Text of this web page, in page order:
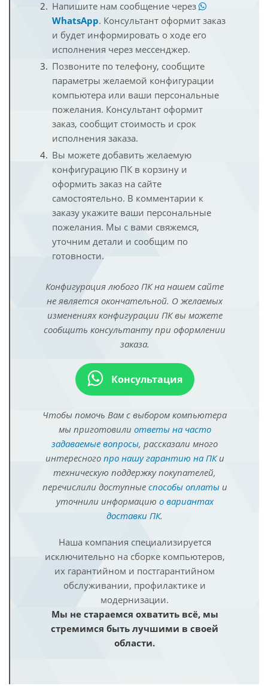
Напишите нам сообщение через
WhatsApp. Консультант оформит заказ
и будет информировать о ходе его
исполнения через мессенджер.
Позвоните по телефону, сообщите
параметры желаемой конфигурации
компьютера или ваши персональные
пожелания. Консультант оформит
заказ, сообщит стоимость и срок
исполнения заказа.
Вы можете добавить желаемую
конфигурацию ПК в корзину и
оформить заказ на сайте
самостоятельно. В комментарии к
заказу укажите ваши персональные
пожелания. Мы с вами свяжемся,
уточним детали и сообщим по
готовности.
Конфигурация любого ПК на нашем сайте
не является окончательной. О желаемых
изменениях конфигурации ПК вы можете
сообщить консультанту при оформлении
заказа.
Консультация
Чтобы помочь Вам с выбором компьютера
мы приготовили ответы на часто
задаваемые вопросы, рассказали много
интересного про нашу гарантию на ПКи
техническую поддержку покупателей,
перечислили доступные способы оплатыи
уточнили информацию о вариантах
доставки ПК.
Наша компания специализируется
исключительно на сборке компьютеров,
их гарантийном и постгарантийном
обслуживании, профилактике и
модернизации.
Мы не стараемся охватить всё, мы
стремимся быть лучшими в своей
области.